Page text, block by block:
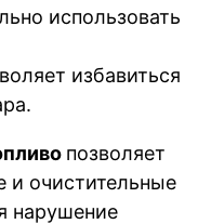
использовать
избавиться
позволяет
и очистительные
нарушение